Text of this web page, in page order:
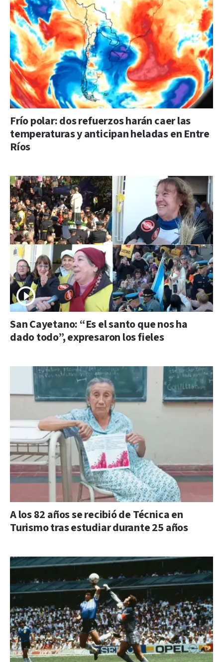
Frío polar: dos refuerzos harán caer las
temperaturas y anticipan heladas en Entre
Ríos
San Cayetano: “Es el santo que nos ha
dado todo”, expresaron los fieles
A los 82 años se recibió de Técnica en
Turismo tras estudiar durante 25 años